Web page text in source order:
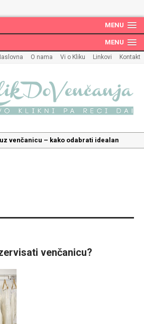
MENU
MENU
O nama Vi o Kliku Linkovi Kontakt
venčanicu – kako odabrati idealan
lepšim
će vaša druga polovina zauvek pamtiti
venčanicu?